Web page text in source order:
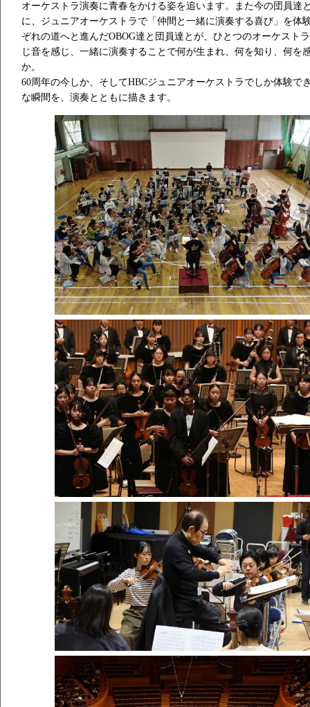
オーケストラ演奏に青春をかける姿を追います。また今の団員達
に、ジュニアオーケストラで「仲間と一緒に演奏する喜び」を体
ぞれの道へと進んだOBOG達と団員達とが、ひとつのオーケスト
じ音を感じ、一緒に演奏することで何が生まれ、何を知り、何を
か。
60周年の今しか、そしてHBCジュニアオーケストラでしか体験で
な瞬間を、演奏とともに描きます。